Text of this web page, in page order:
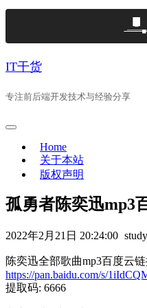
Skip
IT干货
专注前后端开发技术与经验分享
Home
关于本站
版权声明
孤勇者陈奕迅mp3
2022年2月21日 20:24:00 study
陈奕迅全部歌曲mp3百度云
https://pan.baidu.com/s/
提取码: 6666